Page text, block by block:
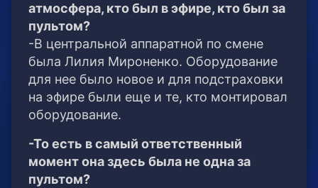
атмосфера, кто был в эфире, кто был за
пультом?
-В центральной аппаратной по смене
была Лилия Мироненко. Оборудование
для нее было новое и для подстраховки
на эфире были еще и те, кто монтировал
оборудование.
-То есть в самый ответственный
момент она здесь была не одна за
пультом?